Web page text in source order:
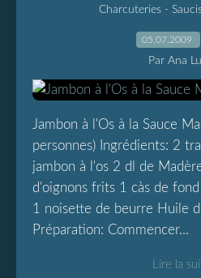
Charcuteries -
05.07.2009
Par Ana
Jambon à l'Os à la Sauce
personnes) Ingrédients: 2
jambon à l'os 2 dl de
d'oignons frits 1 càs de
1 noisette de beurre Huile
Préparation: Commencer...
Lire la